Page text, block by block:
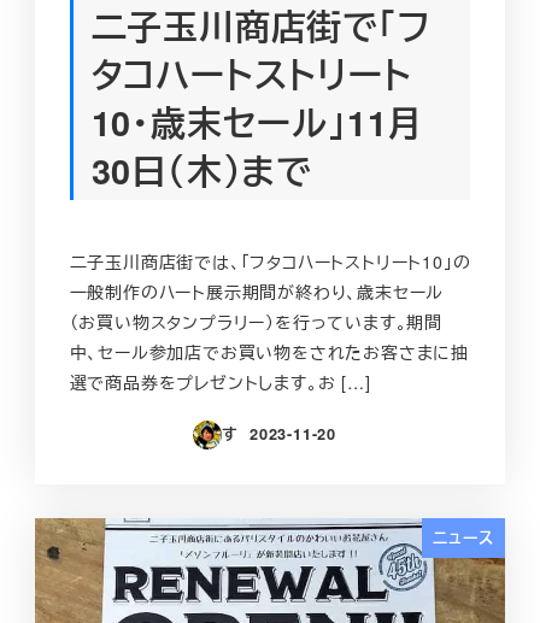
二子玉川商店街で「フ
タコハートストリート
10・歳末セール」11月
30日（木）まで
二子玉川商店街では、「フタコハートストリート10」の
一般制作のハート展示期間が終わり、歳末セール
（お買い物スタンプラリー）を行っています。期間
中、セール参加店でお買い物をされたお客さまに抽
選で商品券をプレゼントします。お […]
す
投稿日
2023-11-20
ニュース